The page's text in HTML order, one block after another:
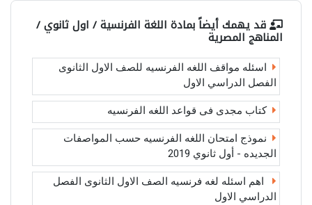
قد يهمك أيضاً بمادة اللغة الفرنسية / اول ثانوي /
المناهج المصرية
اسئله مواقف اللغه الفرنسيه للصف الاول الثانوى
الفصل الدراسي الاول
كتاب مجدى فى قواعد اللغه الفرنسيه
نموذج امتحان اللغه الفرنسيه حسب المواصفات
الجديده - أول ثانوي 2019
اهم اسئله لغه فرنسيه الصف الاول الثانوى الفصل
الدراسي الاول